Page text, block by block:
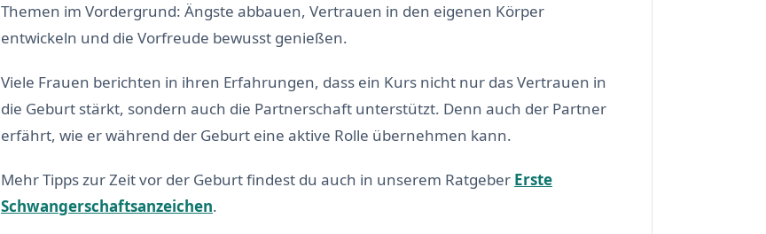
Themen im Vordergrund: Ängste abbauen, Vertrauen in den eigenen Körper
entwickeln und die Vorfreude bewusst genießen.
Viele Frauen berichten in ihren Erfahrungen, dass ein Kurs nicht nur das Vertrauen in
die Geburt stärkt, sondern auch die Partnerschaft unterstützt. Denn auch der Partner
erfährt, wie er während der Geburt eine aktive Rolle übernehmen kann.
Mehr Tipps zur Zeit vor der Geburt findest du auch in unserem Ratgeber Erste
Schwangerschaftsanzeichen.